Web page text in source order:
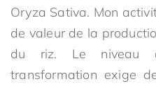
Oryza Sativa. Mon
de valeur de la
du riz. Le niveau
transformation exige